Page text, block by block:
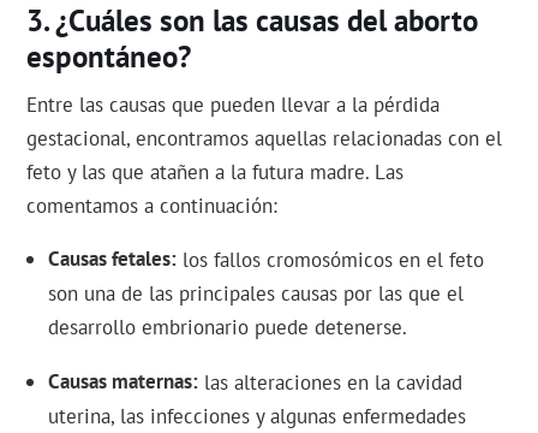
¿Cuáles son las causas del aborto
espontáneo?
Entre las causas que pueden llevar a la pérdida
gestacional, encontramos aquellas relacionadas con el
feto y las que atañen a la futura madre. Las
comentamos a continuación:
Causas fetales los fallos cromosómicos en el feto
son una de las principales causas por las que el
desarrollo embrionario puede detenerse.
Causas maternas las alteraciones en la cavidad
uterina, las infecciones y algunas enfermedades